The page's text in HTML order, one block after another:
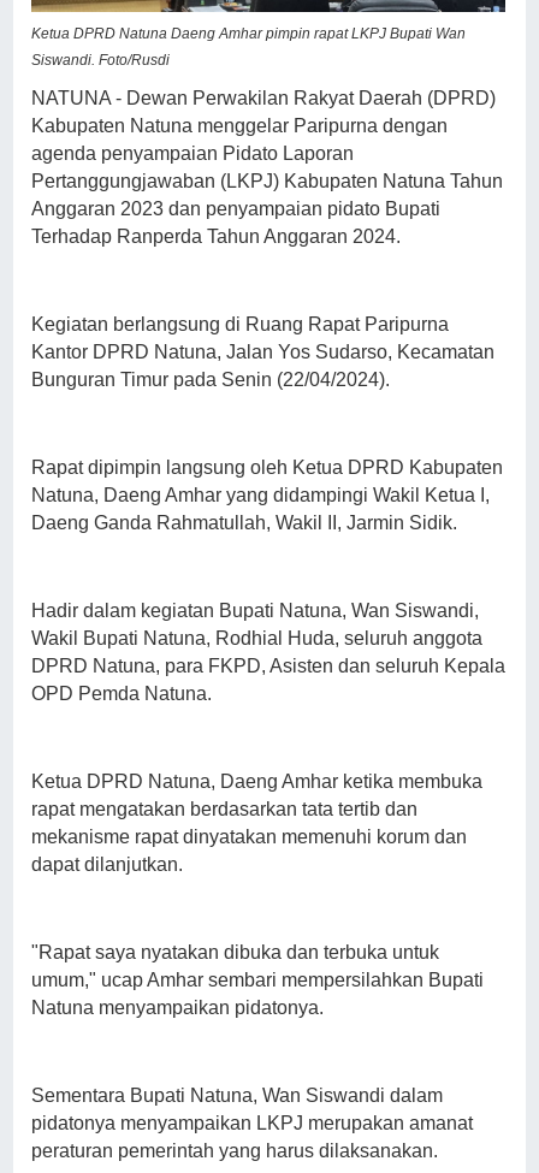
Ketua DPRD Natuna Daeng Amhar pimpin rapat LKPJ Bupati Wan
Siswandi. Foto/Rusdi
NATUNA - Dewan Perwakilan Rakyat Daerah (DPRD)
Kabupaten Natuna menggelar Paripurna dengan
agenda penyampaian Pidato Laporan
Pertanggungjawaban (LKPJ) Kabupaten Natuna Tahun
Anggaran 2023 dan penyampaian pidato Bupati
Terhadap Ranperda Tahun Anggaran 2024.
Kegiatan berlangsung di Ruang Rapat Paripurna
Kantor DPRD Natuna, Jalan Yos Sudarso, Kecamatan
Bunguran Timur pada Senin (22/04/2024).
Rapat dipimpin langsung oleh Ketua DPRD Kabupaten
Natuna, Daeng Amhar yang didampingi Wakil Ketua I,
Daeng Ganda Rahmatullah, Wakil II, Jarmin Sidik.
Hadir dalam kegiatan Bupati Natuna, Wan Siswandi,
Wakil Bupati Natuna, Rodhial Huda, seluruh anggota
DPRD Natuna, para FKPD, Asisten dan seluruh Kepala
OPD Pemda Natuna.
Ketua DPRD Natuna, Daeng Amhar ketika membuka
rapat mengatakan berdasarkan tata tertib dan
mekanisme rapat dinyatakan memenuhi korum dan
dapat dilanjutkan.
"Rapat saya nyatakan dibuka dan terbuka untuk
umum," ucap Amhar sembari mempersilahkan Bupati
Natuna menyampaikan pidatonya.
Sementara Bupati Natuna, Wan Siswandi dalam
pidatonya menyampaikan LKPJ merupakan amanat
peraturan pemerintah yang harus dilaksanakan.